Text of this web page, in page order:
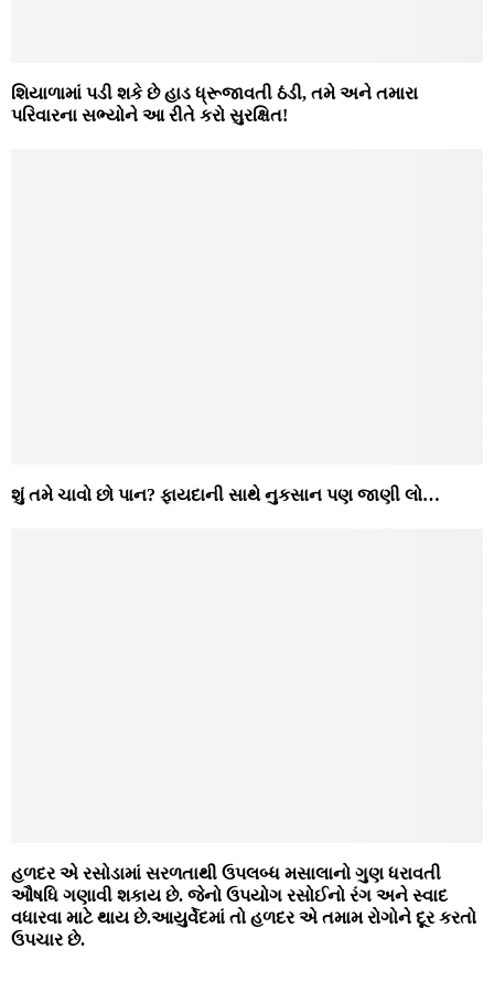
શિયાળામાં પડી શકે છે હાડ ધ્રૂજાવતી ઠંડી, તમે અને તમારા
પરિવારના સભ્યોને આ રીતે કરો સુરક્ષિત!
શું તમે ચાવો છો પાન? ફાયદાની સાથે નુકસાન પણ જાણી લો…
હળદર એ રસોડામાં સરળતાથી ઉપલબ્ધ મસાલાનો ગુણ ધરાવતી
ઔષધિ ગણાવી શકાય છે. જેનો ઉપયોગ રસોઈનો રંગ અને સ્વાદ
વધારવા માટે થાય છે.આયુર્વેદમાં તો હળદર એ તમામ રોગોને દૂર કરતો
ઉપચાર છે.